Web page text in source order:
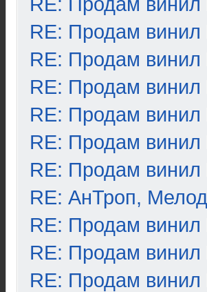
RE: Продам
RE: Продам
RE: Продам
RE: Продам
RE: Продам
RE: Продам
RE: АнТроп,
RE: Продам
RE: Продам
RE: Продам